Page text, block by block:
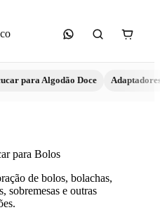
para Algodão Doce
para Bolos
de bolos, bolachas,
sobremesas e outras